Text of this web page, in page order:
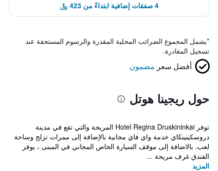
4 صفقات إضافية ابتداءً من 423 ﷼
*يشمل المجموع الضرائب المحلية المقدرة والرسوم المستحقة عند
تسجيل المغادرة.
أفضل سعر مضمون
حول ريجينا هوتل
توفر Hotel Regina Druskininkai المريحة والتي تقع في مدينة
دروسكينينكاي خدمة واي فاي مجانية بالإضافة إلى ممرات تزلج وساحة
لعب. بالاضافة إلى موقف السيارة الخاص المجاني في المبنى ، يوفر
الفندق غرف مريحة ...
المزيد